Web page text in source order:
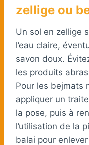
zellige ou
Un sol en zellige
l’eau claire,
savon doux.
les produits
Pour les bejmats
appliquer un
la pose, puis à
l’utilisation de la
balai pour